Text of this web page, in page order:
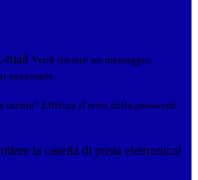
mail Verrà inviato un messaggio
necessarie.
utente? Effettua il reset della password
la casella di posta elettronica!